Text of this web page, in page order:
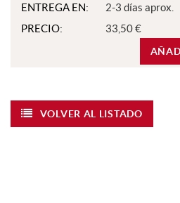
ENTREGA EN:
2-3 días aprox.
PRECIO:
33,50 €
VOLVER AL LISTADO